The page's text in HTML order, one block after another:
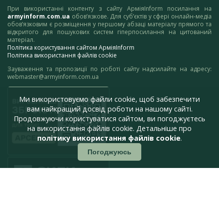
При використанні контенту з сайту АрміяInform посилання на
armyinform.com.ua обов’язкове. Для суб’єктів у сфері онлайн-медіа
обов’язковим є розміщення у першому абзаці матеріалу прямого та
відкритого для пошукових систем гіперпосилання на цитований
матеріал.
Політика користування сайтом АрміяInform
Політика використання файлів cookie
Зауваження та пропозиції по роботі сайту надсилайте на адресу:
webmaster@armyinform.com.ua
Ми використовуємо файли cookie, щоб забезпечити
вам найкращий досвід роботи на нашому сайті.
Продовжуючи користуватися сайтом, ви погоджуєтесь
на використання файлів cookie. Детальніше про
політику використання файлів cookie.
Погоджуюсь